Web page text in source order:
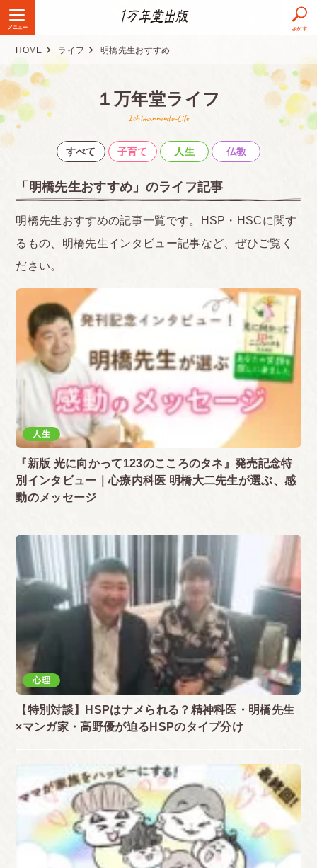
メニュー さがす
HOME ライフ 明橋先生おすすめ
１万年堂ライフ
Ichimannendo-Life
すべて 子育て 人生 仏教
「明橋先生おすすめ」のライフ記事
明橋先生おすすめの記事一覧です。HSP・HSCに関す
るもの、明橋先生インタビュー記事など、ぜひご覧く
ださい。
人生
『新版 光に向かって123のこころのタネ』発売記念特
別インタビュー｜心療内科医 明橋大二先生が選ぶ、感
動のメッセージ
心理
【特別対談】HSPはナメられる？精神科医・明橋先生
×マンガ家・高野優が迫るHSPのタイプ分け